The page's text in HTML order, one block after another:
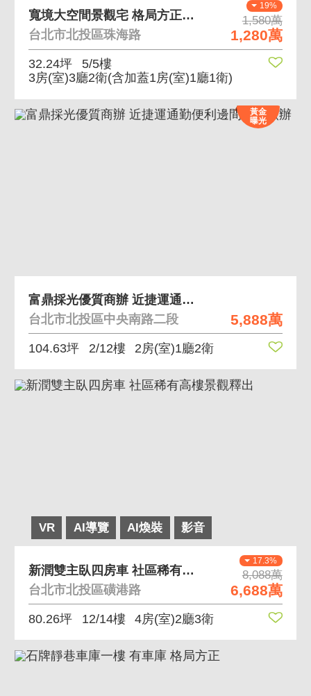
19%
1,580萬
1,280萬
寬境大空間景觀宅 格局方正空間好規劃舒適居
台北市北投區珠海路
32.24坪
5/5樓
3房(室)3廳2衛(含加蓋1房(室)1廳1衛)
黃金
曝光
5,888萬
富鼎採光優質商辦 近捷運通勤便利邊間機能廠辦
台北市北投區中央南路二段
104.63坪 2/12樓 2房(室)1廳2衛
VR AI導覽 AI煥裝 影音
17.3%
8,088萬
6,688萬
新潤雙主臥四房車 社區稀有高樓景觀釋出
台北市北投區磺港路
80.26坪 12/14樓 4房(室)2廳3衛